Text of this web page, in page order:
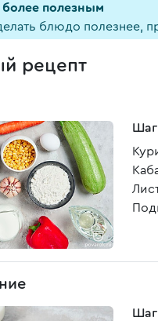
более полезным
блюдо полезнее,
рецепт
Шаг
Шаг